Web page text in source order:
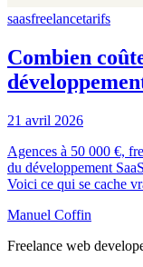
saasfreelancetarifs
Combien
21 avril 2026
Agences à 50 000 €,
du développement
Voici ce qui se cache
Manuel Coffin
Freelance web